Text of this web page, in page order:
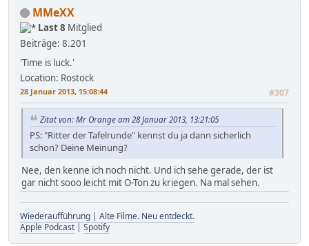
MMeXX
Last 8 Mitglied
Beiträge: 8.201
'Time is luck.'
Location: Rostock
28 Januar 2013, 15:08:44 #307
Zitat von: Mr Orange am 28 Januar 2013, 13:21:05
PS: "Ritter der Tafelrunde" kennst du ja dann sicherlich
schon? Deine Meinung?
Nee, den kenne ich noch nicht. Und ich sehe gerade, der ist
gar nicht sooo leicht mit O-Ton zu kriegen. Na mal sehen.
Wiederaufführung | Alte Filme. Neu entdeckt.
Apple Podcast | Spotify